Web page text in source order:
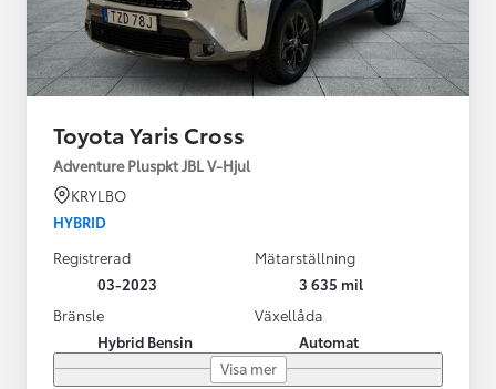
Toyota Yaris Cross
Adventure Pluspkt JBL V-Hjul
KRYLBO
HYBRID
Registrerad
03-2023
Mätarställning
3 635 mil
Bränsle
Hybrid Bensin
Växellåda
Automat
Visa mer